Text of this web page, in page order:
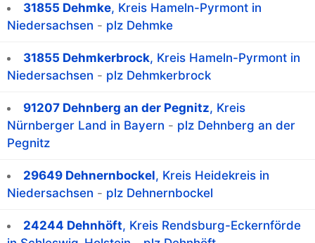
31855 Dehmke, Kreis Hameln-Pyrmont in
Niedersachsen - plz Dehmke
31855 Dehmkerbrock, Kreis Hameln-Pyrmont in
Niedersachsen - plz Dehmkerbrock
91207 Dehnberg an der Pegnitz, Kreis
Nürnberger Land in Bayern - plz Dehnberg an der
Pegnitz
29649 Dehnernbockel, Kreis Heidekreis in
Niedersachsen - plz Dehnernbockel
24244 Dehnhöft, Kreis Rendsburg-Eckernförde